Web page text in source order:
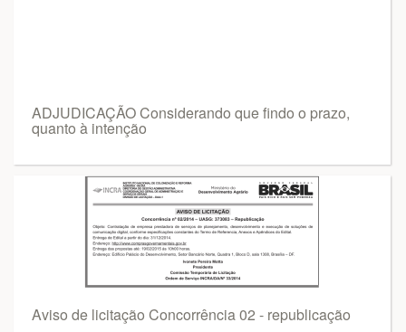
ADJUDICAÇÃO Considerando que findo o prazo,
quanto à intenção
Aviso de licitação Concorrência 02 - republicação